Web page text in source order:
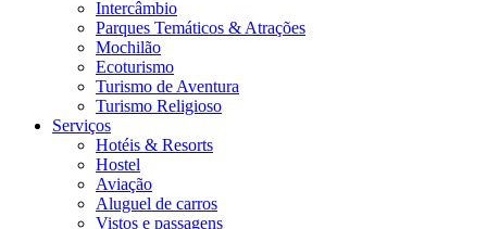
Intercâmbio
Parques Temáticos & Atrações
Mochilão
Ecoturismo
Turismo de Aventura
Turismo Religioso
Serviços
Hotéis & Resorts
Hostel
Aviação
Aluguel de carros
Vistos e passagens